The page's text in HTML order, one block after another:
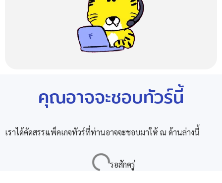
คุณอาจจะชอบทัวร์นี้
เราได้คัดสรรแพ็คเกจทัวร์ที่ท่านอาจจะชอบมาให้ ณ ด้านล่างนี้